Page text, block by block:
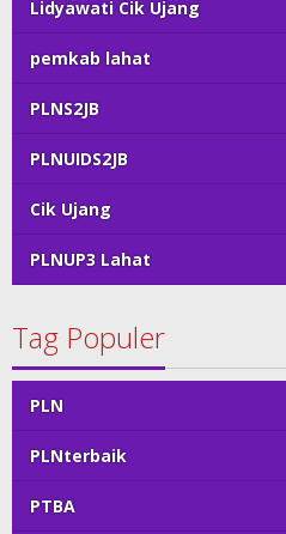
Lidyawati Cik Ujang
pemkab lahat
PLNS2JB
PLNUIDS2JB
Cik Ujang
PLNUP3 Lahat
Tag Populer
PLN
PLNterbaik
PTBA